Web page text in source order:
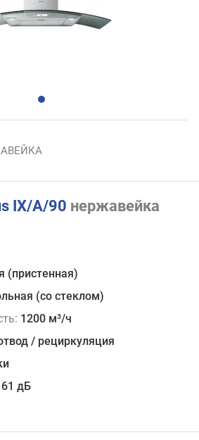
IX/A/90 нержавейка
(пристенная)
(со стеклом)
1200 м³/ч
/ рециркуляция
дБ